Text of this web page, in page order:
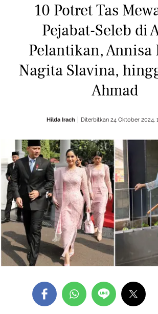
10 Potret Tas
Pejabat-Seleb di
Pelantikan, Annisa
Nagita Slavina,
Ahmad
Hilda Irach Diterbitkan 24 Oktober 2024,